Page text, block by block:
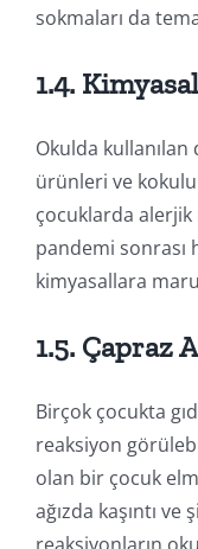
sokmaları da
1.4.
Okulda
ürünleri ve
çocuklarda
pandemi sonrası
kimyasallara
1.5. Çapraz
Birçok çocukta
reaksiyon
olan bir çocuk
ağızda kaşıntı